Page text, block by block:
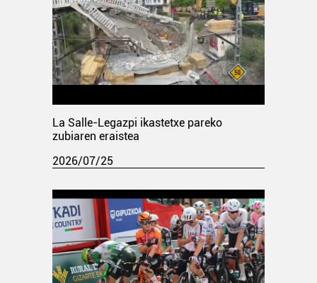
La Salle-Legazpi ikastetxe pareko
zubiaren eraistea
2026/07/25